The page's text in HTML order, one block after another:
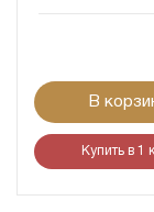
В
Купить в 1